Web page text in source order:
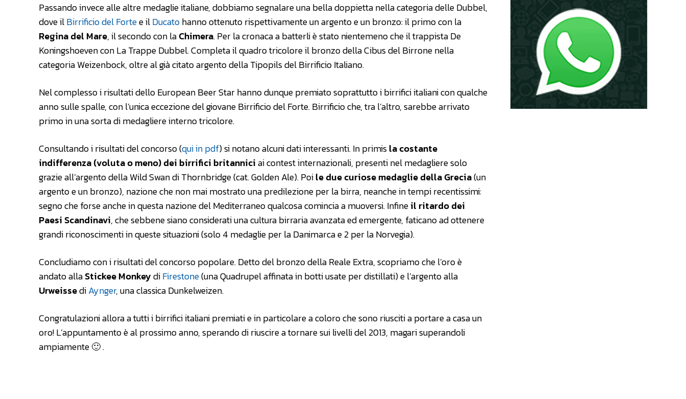
Passando invece alle altre medaglie italiane, dobbiamo segnalare una bella doppietta nella categoria delle Dubbel,
dove ilBirrificio del Fortee ilDucatohanno ottenuto rispettivamente un argento e un bronzo: il primo con la
Regina del Mare, il secondo con laChimera. Per la cronaca a batterli è stato nientemeno che il trappista De
Koningshoeven con La Trappe Dubbel. Completa il quadro tricolore il bronzo della Cibus del Birrone nella
categoria Weizenbock, oltre al già citato argento della Tipopils del Birrificio Italiano.
Nel complesso i risultati dello European Beer Star hanno dunque premiato soprattutto i birrifici italiani con qualche
anno sulle spalle, con l’unica eccezione del giovane Birrificio del Forte. Birrificio che, tra l’altro, sarebbe arrivato
primo in una sorta di medagliere interno tricolore.
Consultando i risultati del concorso (qui in pdf) si notano alcuni dati interessanti. In primisla costante
indifferenza (voluta o meno) dei birrifici britanniciai contest internazionali, presenti nel medagliere solo
grazie all’argento della Wild Swan di Thornbridge (cat. Golden Ale). Poile due curiose medaglie della Grecia(un
argento e un bronzo), nazione che non mai mostrato una predilezione per la birra, neanche in tempi recentissimi:
segno che forse anche in questa nazione del Mediterraneo qualcosa comincia a muoversi. Infineil ritardo dei
Paesi Scandinavi, che sebbene siano considerati una cultura birraria avanzata ed emergente, faticano ad ottenere
grandi riconoscimenti in queste situazioni (solo 4 medaglie per la Danimarca e 2 per la Norvegia).
Concludiamo con i risultati del concorso popolare. Detto del bronzo della Reale Extra, scopriamo che l’oro è
andato allaStickee MonkeydiFirestone(una Quadrupel affinata in botti usate per distillati) e l’argento alla
UrweissediAynger, una classica Dunkelweizen.
Congratulazioni allora a tutti i birrifici italiani premiati e in particolare a coloro che sono riusciti a portare a casa un
oro! L’appuntamento è al prossimo anno, sperando di riuscire a tornare sui livelli del 2013, magari superandoli
ampiamente 🙂 .